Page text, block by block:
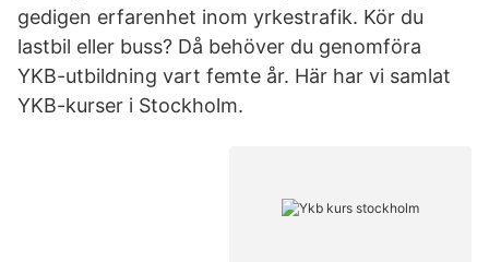
gedigen erfarenhet inom yrkestrafik. Kör du
lastbil eller buss? Då behöver du genomföra
YKB-utbildning vart femte år. Här har vi samlat
YKB-kurser i Stockholm.